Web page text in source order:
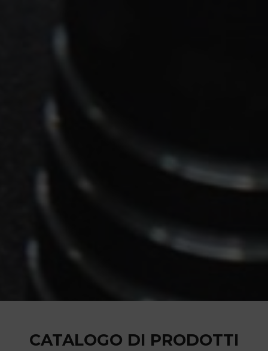
CATALOGO DI PRODOTTI